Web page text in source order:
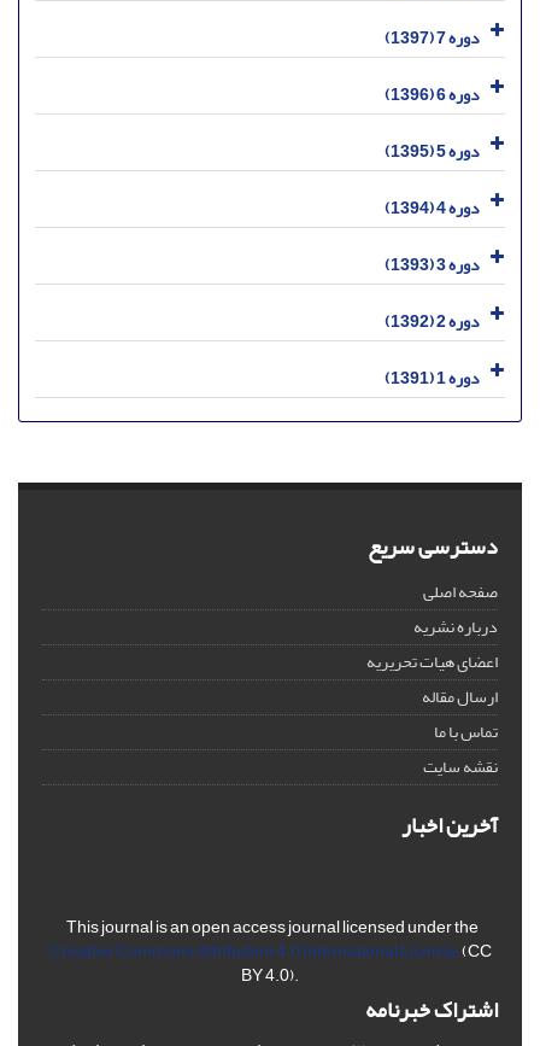
دوره 7 (1397)
دوره 6 (1396)
دوره 5 (1395)
دوره 4 (1394)
دوره 3 (1393)
دوره 2 (1392)
دوره 1 (1391)
دسترسی سریع
صفحه اصلی
درباره نشریه
اعضای هیات تحریریه
ارسال مقاله
تماس با ما
نقشه سایت
آخرین اخبار
This journal is an open access journal licensed under the
Creative Commons Attribution 4.0 International License(CC
BY 4.0).
اشتراک خبرنامه